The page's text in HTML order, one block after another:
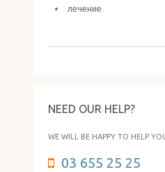
лечение
NEED OUR HELP?
WE WILL BE HAPPY TO HELP
03 655 25 25